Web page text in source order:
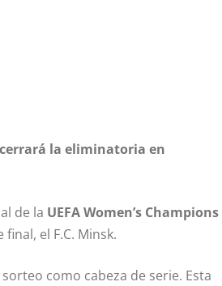
la eliminatoria en
de la UEFA Women’s Champions
el F.C. Minsk.
como cabeza de serie. Esta